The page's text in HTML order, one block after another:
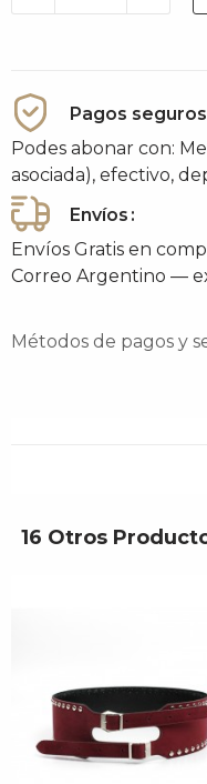
Pagos seguros
Podes abonar con:
asociada), efectivo,
Envíos
Envíos Gratis en
Correo Argentino —
Métodos de pagos y
16 Otros